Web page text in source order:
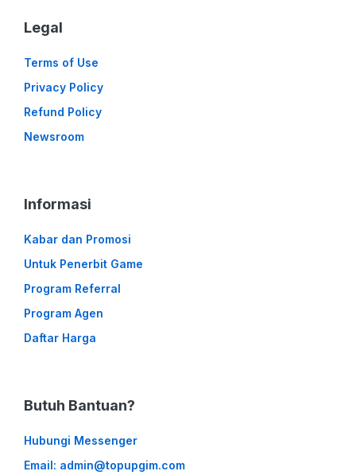
Legal
Terms of Use
Privacy Policy
Refund Policy
Newsroom
Informasi
Kabar dan Promosi
Untuk Penerbit Game
Program Referral
Program Agen
Daftar Harga
Butuh Bantuan?
Hubungi Messenger
Email: admin@topupgim.com